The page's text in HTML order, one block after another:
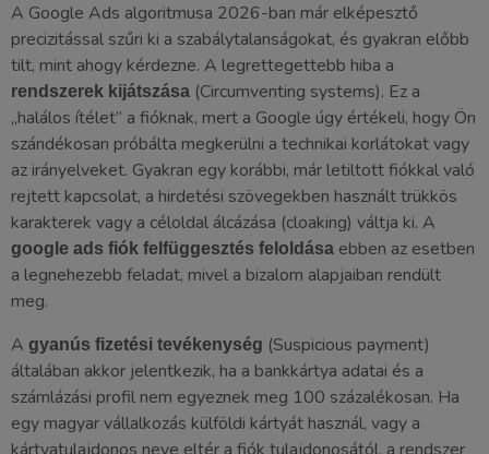
A Google Ads algoritmusa 2026-ban már elképesztő
precizitással szűri ki a szabálytalanságokat, és gyakran előbb
tilt, mint ahogy kérdezne. A legrettegettebb hiba a
rendszerek kijátszása (Circumventing systems). Ez a
„halálos ítélet” a fióknak, mert a Google úgy értékeli, hogy Ön
szándékosan próbálta megkerülni a technikai korlátokat vagy
az irányelveket. Gyakran egy korábbi, már letiltott fiókkal való
rejtett kapcsolat, a hirdetési szövegekben használt trükkös
karakterek vagy a céloldal álcázása (cloaking) váltja ki. A
google ads fiók felfüggesztés feloldása ebben az esetben
a legnehezebb feladat, mivel a bizalom alapjaiban rendült
meg.
A gyanús fizetési tevékenység (Suspicious payment)
általában akkor jelentkezik, ha a bankkártya adatai és a
számlázási profil nem egyeznek meg 100 százalékosan. Ha
egy magyar vállalkozás külföldi kártyát használ, vagy a